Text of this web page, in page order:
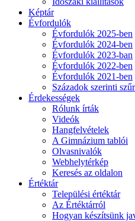
Képtár
Évfordulók
Évfordulók 2025-ben
Évfordulók 2024-ben
Évfordulók 2023-ban
Évfordulók 2022-ben
Évfordulók 2021-ben
Századok szerinti
Érdekességek
Rólunk írták
Videók
Hangfelvételek
A Gimnázium tablói
Olvasnivalók
Webhelytérkép
Keresés az oldalon
Értéktár
Települési értéktár
Az Értéktárról
Hogyan készítsünk